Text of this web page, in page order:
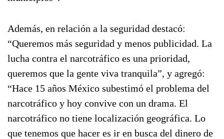
Además, en relación a la seguridad destacó:
“Queremos más seguridad y menos publicidad. La
lucha contra el narcotráfico es una prioridad,
queremos que la gente viva tranquila”, y agregó:
“Hace 15 años México subestimó el problema del
narcotráfico y hoy convive con un drama. El
narcotráfico no tiene localización geográfica. Lo
que tenemos que hacer es ir en busca del dinero de